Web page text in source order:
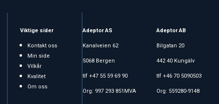
Viktige sider
Kontakt oss
Min side
Vilkår
Kvalitet
Om oss
Adeptor AS
Kanalveien 62
5068 Bergen
tlf +47 55 59 69 90
Org: 997 293 851MVA
Adeptor AB
Bilgatan 20
442 40 Kungälv
tlf +46 70 5090503
Org: 559280-9148